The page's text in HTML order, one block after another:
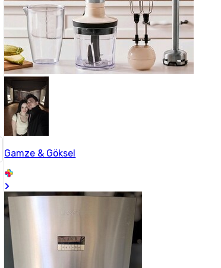
Gamze & Göksel